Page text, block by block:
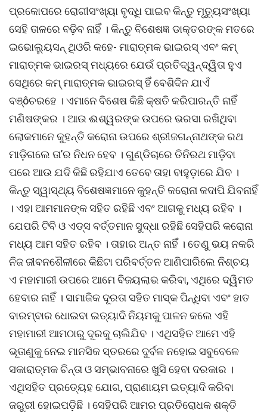
ପ୍ରକୋପରେ ରୋଗୀସଂଖ୍ୟା ବୃଦ୍ଧି ପାଇବ କିନ୍ତୁ ମୃତ୍ୟୁସଂଖ୍ୟା
ସେହି ତାଳରେ ବଢ଼ିବ ନାହିଁ । କିନ୍ତୁ ବିଶେଷଜ୍ଞ ଡାକ୍ତରଙ୍କ ମତରେ
ଇଭୋଲ୍ୟୁସନ୍ ଥିଓରି କହେ- ମାରାତ୍ମକ ଭାଇରସ୍ ଏବଂ କମ୍
ମାରାତ୍ମକ ଭାଇରସ୍ ମଧ୍ୟରେ ଯେଉଁ ପ୍ରତିଦ୍ୱନ୍ଦ୍ୱିତା ହୁଏ
ସେଥିରେ କମ୍ ମାରାତ୍ମକ ଭାଇରସ୍ ହିଁ ବେଶିଦିନ ଯାଏଁ
ବଞ୍ôଚରହେ । ଏମାନେ ବିଶେଷ କିଛି କ୍ଷତି କରିପାରନ୍ତି ନାହିଁ
ମଣିଷଙ୍କର । ଆଉ ଈଶ୍ୱରଙ୍କ ଉପରେ ଭରସା ରଖିଥିବା
ଲୋକମାନେ କୁହନ୍ତି କରୋନା ଉପରେ ଶ୍ରୀଜଗନ୍ନାଥଙ୍କ ରଥ
ମାଡ଼ିଗଲେ ତା’ର ନିଧନ ହେବ । ଗୁଣ୍ଡିଚାରେ ତିନିରଥ ମାଡ଼ିବା
ପରେ ଆଉ ଯଦି କିଛି ରହିଯାଏ ତେବେ ତାହା ବାହୁଡ଼ାରେ ଯିବ ।
କିନ୍ତୁ ସ୍ୱାସ୍ଥ୍ୟ ବିଶେଷଜ୍ଞମାନେ କୁହନ୍ତି କରୋନା କଦାପି ଯିବନାହିଁ
। ଏହା ଆମମାନଙ୍କ ସହିତ ରହିଛି ଏବଂ ଆଗକୁ ମଧ୍ୟ ରହିବ ।
ଯେପରି ଟିବି ଓ ଏଡ୍ସ ବର୍ତ୍ତମାନ ସୁଦ୍ଧା ରହିଛି ସେହିପରି କରୋନା
ମଧ୍ୟ ଆମ ସହିତ ରହିବ । ତାହାର ଅନ୍ତ ନାହିଁ । ତେଣୁ ଭୟ ନକରି
ନିଜ ଜୀବନଶୈଳୀରେ କିଛିଟା ପରିବର୍ତ୍ତନ ଆଣିପାରିଲେ ନିଶ୍ଚୟ
ଏ ମହାମାରୀ ଉପରେ ଆମେ ବିଜୟଲାଭ କରିବା, ଏଥିରେ ଦ୍ୱିମତ
ହେବାର ନାହିଁ । ସାମାଜିକ ଦୂରତା ସହିତ ମାସ୍କ ପିନ୍ଧିବା ଏବଂ ହାତ
ବାରମ୍ବାର ଧୋଇବା ଇତ୍ୟାଦି ନିୟମକୁ ପାଳନ କଲେ ଏହି
ମହାମାରୀ ଆମଠାରୁ ଦୂରକୁ ଚାଲିଯିବ । ଏଥିସହିତ ଆମେ ଏହି
ଭୂତାଣୁକୁ ନେଇ ମାନସିକ ସ୍ତରରେ ଦୁର୍ବଳ ନହୋଇ ସବୁବେଳେ
ସକାରାତ୍ମକ ଚିନ୍ତା ଓ ସମ୍ଭାବନାରେ ଖୁସି ହେବା ଦରକାର ।
ଏଥିସହିତ ପ୍ରତ୍ୟେହ ଯୋଗ, ପ୍ରାଣାୟମ ଇତ୍ୟାଦି କରିବା
ଜରୁରୀ ହୋଇପଡ଼ିଛି । ସେହିପରି ଆମର ପ୍ରତିରୋଧକ ଶକ୍ତି